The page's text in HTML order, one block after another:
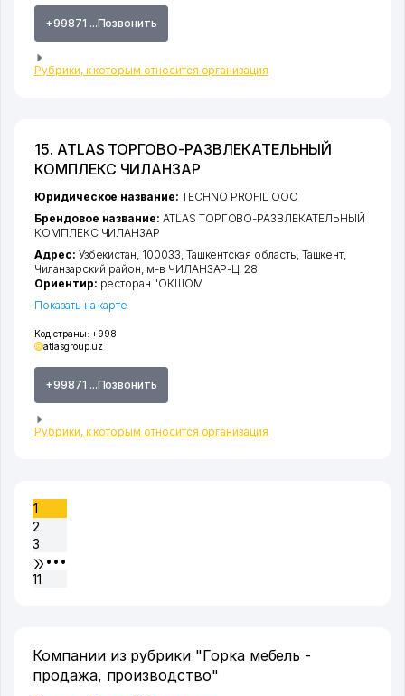
+99871 ...Позвонить
Рубрики, к которым относится организация
15. ATLAS ТОРГОВО-РАЗВЛЕКАТЕЛЬНЫЙ
КОМПЛЕКС ЧИЛАНЗАР
Код страны: +998
atlasgroup.uz
+99871 ...Позвонить
Рубрики, к которым относится организация
Юридическое название: TECHNO PROFIL ООО
Брендовое название: ATLAS ТОРГОВО-РАЗВЛЕКАТЕЛЬНЫЙ
КОМПЛЕКС ЧИЛАНЗАР
Адрес: Узбекистан, 100033, Ташкентская область Ташкент
Чиланзарский район м-в ЧИЛАНЗАР-Ц , 28
Ориентир: ресторан "ОКШОМ
Показать на карте
1
2
3
•••
11
Компании из рубрики "Горка мебель -
продажа, производство"